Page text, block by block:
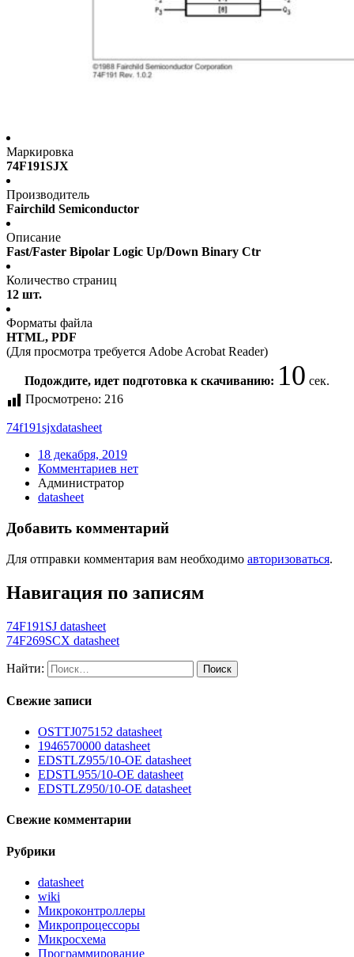
Маркировка
74F191SJX
Производитель
Fairchild Semiconductor
Описание
Fast/Faster Bipolar Logic Up/Down Binary Ctr
Количество страниц
12 шт.
Форматы файла
HTML, PDF
(Для просмотра требуется Adobe Acrobat Reader)
Подождите, идет подготовка к скачиванию: 10 сек.
Просмотрено: 216
74f191sjxdatasheet
18 декабря, 2019
Комментариев нет
Администратор
datasheet
Добавить комментарий
Для отправки комментария вам необходимо авторизоваться.
Навигация по записям
74F191SJ datasheet
74F269SCX datasheet
Найти:
Свежие записи
OSTTJ075152 datasheet
1946570000 datasheet
EDSTLZ955/10-OE datasheet
EDSTL955/10-OE datasheet
EDSTLZ950/10-OE datasheet
Свежие комментарии
Рубрики
datasheet
wiki
Микроконтроллеры
Микропроцессоры
Микросхема
Программирование